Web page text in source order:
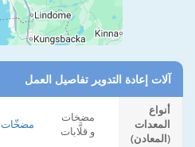
آلات إعادة التدوير تفاصيل العمل
أنواع
المعدات
(المعادن)
مضخات
و قلَّابات
مضخّات